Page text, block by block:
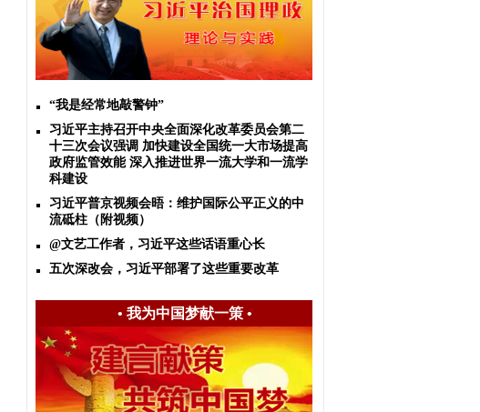
“我是经常地敲警钟”
习近平主持召开中央全面深化改革委员会第二
十三次会议强调 加快建设全国统一大市场提高
政府监管效能 深入推进世界一流大学和一流学
科建设
习近平普京视频会晤：维护国际公平正义的中
流砥柱（附视频）
@文艺工作者，习近平这些话语重心长
五次深改会，习近平部署了这些重要改革
• 我为中国梦献一策•